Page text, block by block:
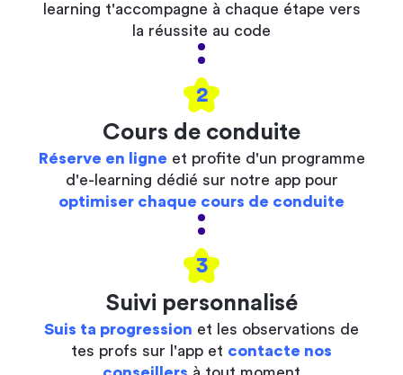
learning t'accompagne à chaque étape vers
la réussite au code
2
Cours de conduite
Réserve en ligne et profite d'un programme
d'e-learning dédié sur notre app pour
optimiser chaque cours de conduite
3
Suivi personnalisé
Suis ta progression et les observations de
tes profs sur l'app et contacte nos